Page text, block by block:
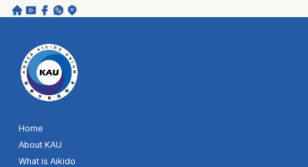
Home
About KAU
What is Aikido